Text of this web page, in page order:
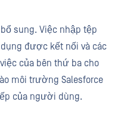
sung. Việc nhập tệp
được kết nối và các
của bên thứ ba cho
môi trường Salesforce
của người dùng.